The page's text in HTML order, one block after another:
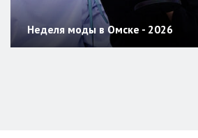
Неделя моды в Омске - 2026